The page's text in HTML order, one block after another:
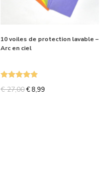
10 voiles de protection lavable –
Arc en ciel
€27,00€ 8,99